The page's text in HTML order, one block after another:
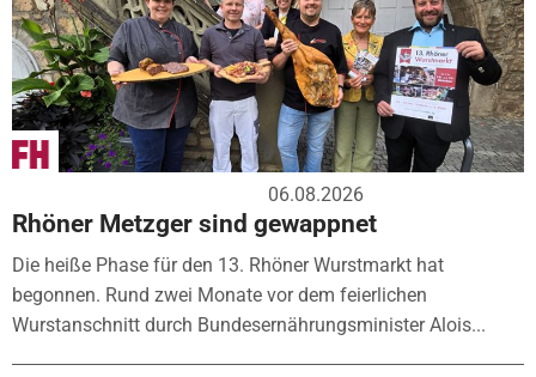
06.08.2026
Rhöner Metzger sind gewappnet
Die heiße Phase für den 13. Rhöner Wurstmarkt hat
begonnen. Rund zwei Monate vor dem feierlichen
Wurstanschnitt durch Bundesernährungsminister Alois...